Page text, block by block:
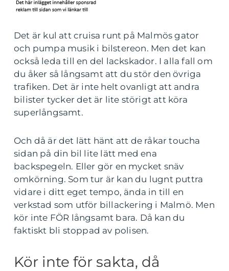
Det är kul att cruisa runt på Malmös gator
och pumpa musik i bilstereon. Men det kan
också leda till en del lackskador. I alla fall om
du åker så långsamt att du stör den övriga
trafiken. Det är inte helt ovanligt att andra
bilister tycker det är lite störigt att köra
superlångsamt.
Och då är det lätt hänt att de råkar toucha
sidan på din bil lite lätt med ena
backspegeln. Eller gör en mycket snäv
omkörning. Som tur är kan du lugnt puttra
vidare i ditt eget tempo, ända in till en
verkstad som utför billackering i Malmö. Men
kör inte FÖR långsamt bara. Då kan du
faktiskt bli stoppad av polisen.
Kör inte för sakta, då